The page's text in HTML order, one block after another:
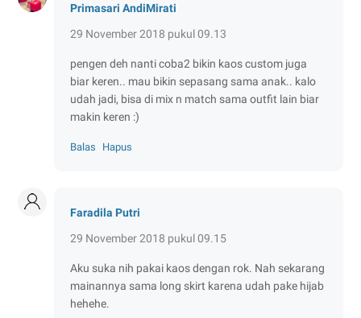
Primasari AndiMirati
29 November 2018 pukul 09.13
pengen deh nanti coba2 bikin kaos custom juga
biar keren.. mau bikin sepasang sama anak.. kalo
udah jadi, bisa di mix n match sama outfit lain biar
makin keren :)
Balas Hapus
Faradila Putri
29 November 2018 pukul 09.15
Aku suka nih pakai kaos dengan rok. Nah sekarang
mainannya sama long skirt karena udah pake hijab
hehehe.